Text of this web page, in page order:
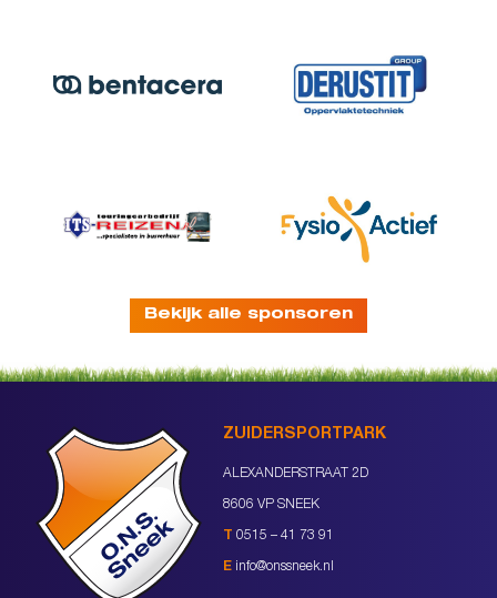
Bekijk alle sponsoren
ZUIDERSPORTPARK
ALEXANDERSTRAAT 2D
8606 VP SNEEK
T 0515 – 41 73 91
E info@onssneek.nl